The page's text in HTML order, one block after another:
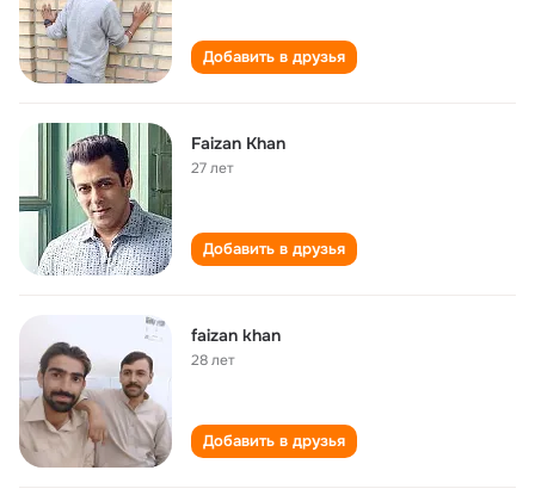
Добавить в друзья
Faizan Khan
27 лет
Добавить в друзья
faizan khan
28 лет
Добавить в друзья